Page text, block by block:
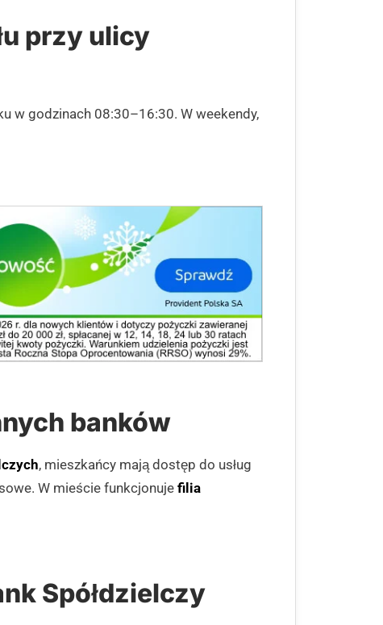
przy ulicy
w godzinach 08:30–16:30. W weekendy,
banków
, mieszkańcy mają dostęp do usług
W mieście funkcjonuje filia
Spółdzielczy